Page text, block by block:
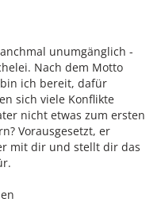
unumgänglich -
Nach dem Motto
ich bereit, dafür
sich viele Konflikte
nicht etwas zum ersten
Vorausgesetzt, er
mit dir und stellt dir das